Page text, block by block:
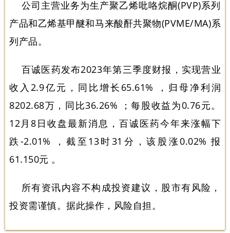
公司主营业务为生产聚乙烯吡咯烷酮(PVP)系列
产品和乙烯基甲醚和马来酸酐共聚物(PVME/MA)系
列产品。
百诚医药发布2023年第三季度财报，实现营业
收入2.9亿元，同比增长65.61% ，归母净利润
8202.68万，同比36.26% ；每股收益为0.76元。
12月8日收盘最新消息，百诚医药今年来涨幅下
跌-2.01% ，截至13时31分，该股涨0.02% 报
61.150元 。
所有资讯内容不构成投资建议，股市有风险，
投资需谨慎。据此操作，风险自担。